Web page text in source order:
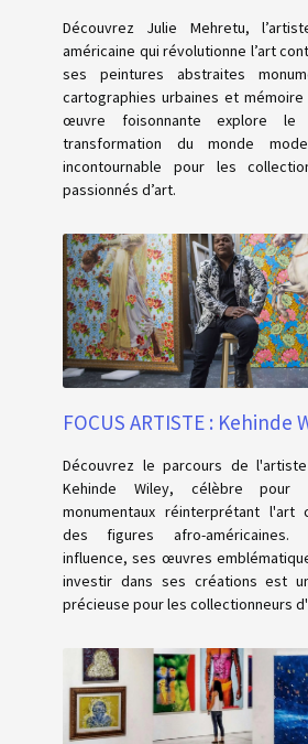
Découvrez Julie Mehretu,
américaine qui révolutionne l’art
ses peintures abstraites
cartographies urbaines et
œuvre foisonnante explore
transformation du monde
incontournable pour les
passionnés d’art.
FOCUS ARTISTE : Kehinde
Découvrez le parcours de
Kehinde Wiley, célèbre pour
monumentaux réinterprétant l'art
des figures afro-américaines.
influence, ses œuvres
investir dans ses créations est
précieuse pour les collectionneurs